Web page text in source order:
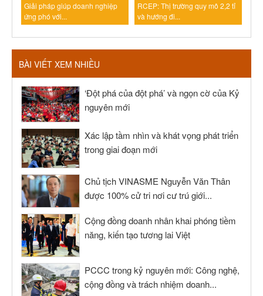
Giải pháp giúp doanh nghiệp
ứng phó với...
RCEP: Thị trường quy mô 2,2 tỉ
và hướng đi...
BÀI VIẾT XEM NHIỀU
‘Đột phá của đột phá’ và ngọn cờ của Kỷ
nguyên mới
Xác lập tầm nhìn và khát vọng phát triển
trong giai đoạn mới
Chủ tịch VINASME Nguyễn Văn Thân
được 100% cử tri nơi cư trú giới...
Cộng đồng doanh nhân khai phóng tiềm
năng, kiến tạo tương lai Việt
PCCC trong kỷ nguyên mới: Công nghệ,
cộng đồng và trách nhiệm doanh...